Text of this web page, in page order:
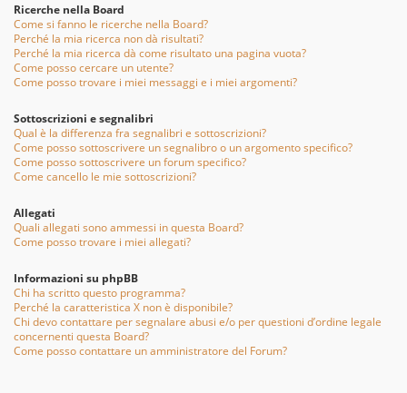
Ricerche nella Board
Come si fanno le ricerche nella Board?
Perché la mia ricerca non dà risultati?
Perché la mia ricerca dà come risultato una pagina vuota?
Come posso cercare un utente?
Come posso trovare i miei messaggi e i miei argomenti?
Sottoscrizioni e segnalibri
Qual è la differenza fra segnalibri e sottoscrizioni?
Come posso sottoscrivere un segnalibro o un argomento specifico?
Come posso sottoscrivere un forum specifico?
Come cancello le mie sottoscrizioni?
Allegati
Quali allegati sono ammessi in questa Board?
Come posso trovare i miei allegati?
Informazioni su phpBB
Chi ha scritto questo programma?
Perché la caratteristica X non è disponibile?
Chi devo contattare per segnalare abusi e/o per questioni d’ordine legale
concernenti questa Board?
Come posso contattare un amministratore del Forum?